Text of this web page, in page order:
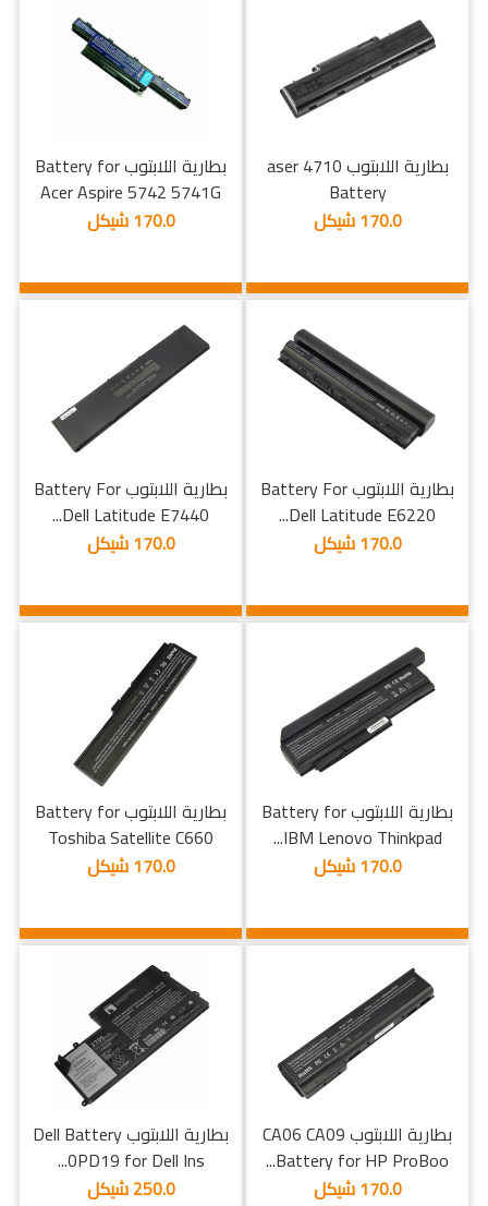
بطارية اللابتوب aser 4710
Battery
170.0 شيكل
بطارية اللابتوب Battery for
Acer Aspire 5742 5741G
170.0 شيكل
بطارية اللابتوب Battery For
Dell Latitude E6220...
170.0 شيكل
بطارية اللابتوب Battery For
Dell Latitude E7440...
170.0 شيكل
بطارية اللابتوب Battery for
IBM Lenovo Thinkpad...
170.0 شيكل
بطارية اللابتوب Battery for
Toshiba Satellite C660
170.0 شيكل
بطارية اللابتوب CA06 CA09
Battery for HP ProBoo...
170.0 شيكل
بطارية اللابتوب Dell Battery
0PD19 for Dell Ins...
250.0 شيكل